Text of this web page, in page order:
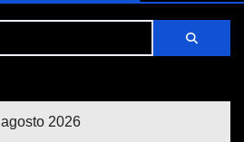
agosto 2026